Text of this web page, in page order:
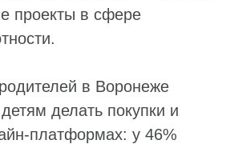
проекты в сфере
в Воронеже
делать покупки и
платформах: у 46%